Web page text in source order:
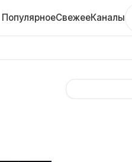
ПопулярноеСвежееКаналы